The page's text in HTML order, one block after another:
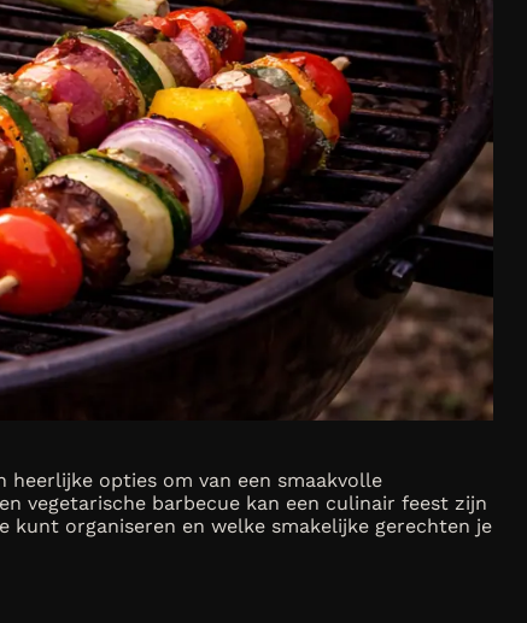
opties om van een smaakvolle
vegetarische barbecue kan een culinair feest zijn
kunt organiseren en welke smakelijke gerechten je